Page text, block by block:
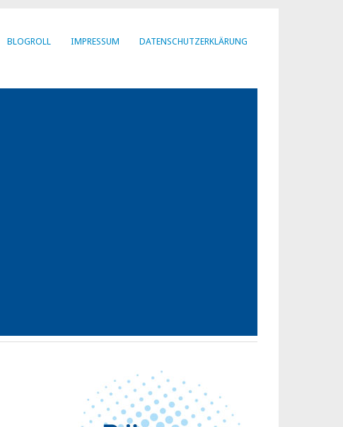
BLOGROLL IMPRESSUM DATENSCHUTZERKLÄRUNG